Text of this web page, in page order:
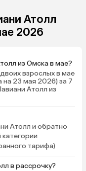
Атолл
2026
из Омска в мае?
взрослых в мае
на 23 мая 2026) за 7
Атолл из
Атолл и обратно
тарифа)
в рассрочку?